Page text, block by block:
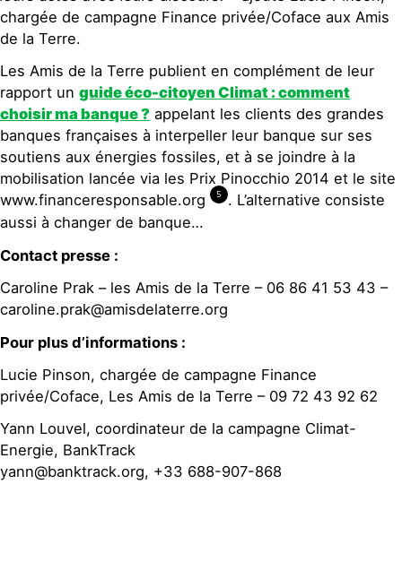
chargée de campagne Finance privée/Coface aux Amis
de la Terre.
Les Amis de la Terre publient en complément de leur
rapport un guide éco-citoyen Climat : comment
choisir ma banque ? appelant les clients des grandes
banques françaises à interpeller leur banque sur ses
soutiens aux énergies fossiles, et à se joindre à la
mobilisation lancée via les Prix Pinocchio 2014 et le site
www.financeresponsable.org
5
. L’alternative consiste
aussi à changer de banque…
Contact presse :
Caroline Prak – les Amis de la Terre – 06 86 41 53 43 –
caroline.prak@amisdelaterre.org
Pour plus d’informations :
Lucie Pinson, chargée de campagne Finance
privée/Coface, Les Amis de la Terre – 09 72 43 92 62
Yann Louvel, coordinateur de la campagne Climat-
Energie, BankTrack
yann@banktrack.org, +33 688-907-868